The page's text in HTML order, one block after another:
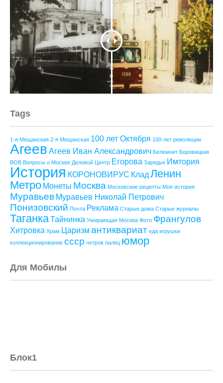
Tags
1-я Мещанская 2-я Мещанская 100 лет Октября 100-лет революции
Агеев Агеев Иван Александрович Белемнит Боровицкая
ВОВ Вопросы о Москве Деловой Центр Егорова Зарядье Имтория
История КОРОНОВИРУС Клад Ленин
Метро Монеты Москва Московские рецепты Моя история
Муравьев Муравьев Николай Петрович
Понизовский Почта Реклама Старые дома Старые журналы
ТаганкаТайнинка Умирающая Москва Фото Франгулов
Хитровка Храм Царизм антиквариат еда игрушки
коллекционирование ссср четров палец юмор
Для Мобилы
Блок1